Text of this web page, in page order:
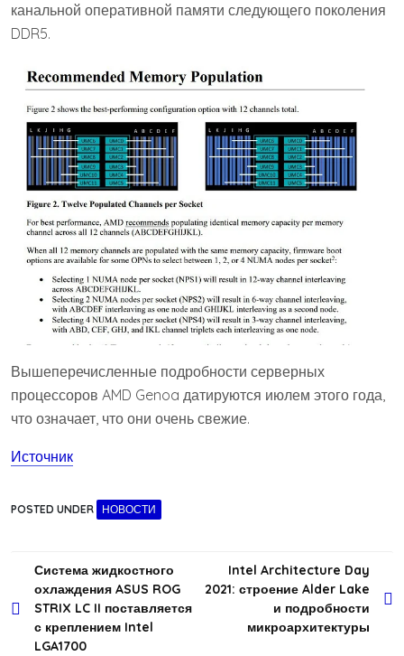
канальной оперативной памяти следующего поколения
DDR5.
Вышеперечисленные подробности серверных
процессоров AMD Genoa датируются июлем этого года,
что означает, что они очень свежие.
Источник
POSTED UNDER НОВОСТИ
Навигация
по
записям
Система жидкостного
охлаждения ASUS ROG
STRIX LC II поставляется
с креплением Intel
LGA1700
Intel Architecture Day
2021: строение Alder Lake
и подробности
микроархитектуры